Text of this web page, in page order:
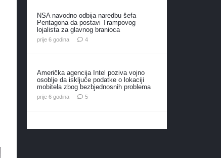
NSA navodno odbija naredbu šefa
Pentagona da postavi Trampovog
lojalista za glavnog branioca
prije 6 godina 4komentara
Američka agencija Intel poziva vojno
osoblje da isključe podatke o lokaciji
mobitela zbog bezbjednosnih problema
prije 6 godina 5komentara